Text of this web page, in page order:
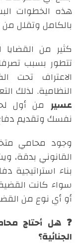
هذه الخطوات
بالكامل وتقلل
كثير من
تتطور بسبب
الاعتراف تحت
النظامية. لذلك
عسير من أول
نفسك وتقديم
وجود محامي
القانوني بدقة،
بناء
سواء كانت القضية
أو أي نوع من
❓ هل أحتاج
الجنائية؟